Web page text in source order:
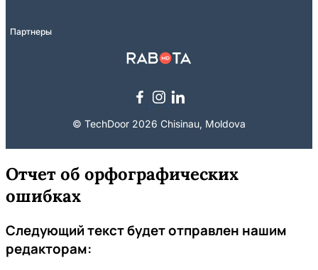
Партнеры
© TechDoor 2026 Chisinau, Moldova
Отчет об орфографических
ошибках
Следующий текст будет отправлен нашим
редакторам: